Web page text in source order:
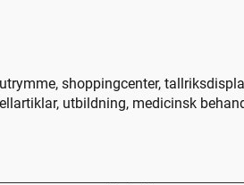
shoppingcenter,
utbildning, medicinsk